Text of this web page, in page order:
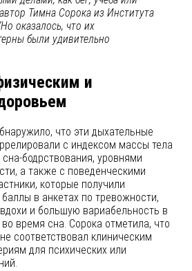
Тимна Сорока из Института
оказалось, что их
были удивительно
и
что эти дыхательные
с индексом массы тела
бодрствования, уровнями
а также с поведенческими
которые получили
в анкетах по тревожности,
и большую вариабельность в
время сна. Сорока отметила, что
соответствовал клиническим
для психических или